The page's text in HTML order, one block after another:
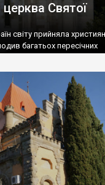
Святої
світу прийняла
багатьох пересічних